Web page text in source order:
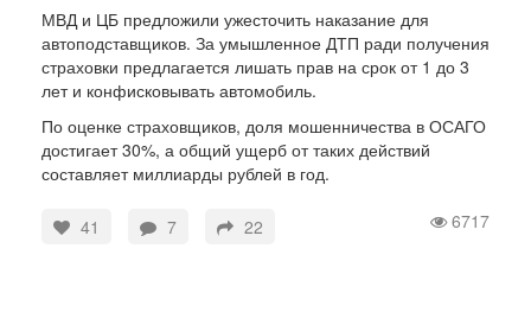
наказание
МВД и ЦБ предложили ужесточить наказание для
автоподставщиков. За умышленное ДТП ради получения
страховки предлагается лишать прав на срок от 1 до 3
лет и конфисковывать автомобиль.
По оценке страховщиков, доля мошенничества в ОСАГО
достигает 30%, а общий ущерб от таких действий
составляет миллиарды рублей в год.
6717
41 7 22